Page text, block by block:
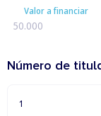
Valor a financiar
Número de
1